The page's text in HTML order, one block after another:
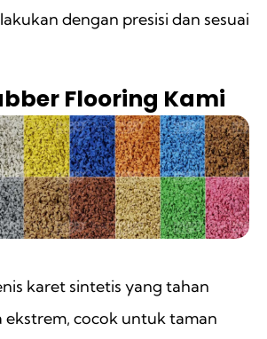
dengan presisi dan sesuai
Flooring Kami
karet sintetis yang tahan
ekstrem, cocok untuk taman